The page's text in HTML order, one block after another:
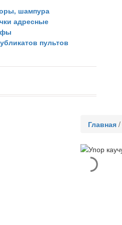
шампура
адресные
пультов
Главная /